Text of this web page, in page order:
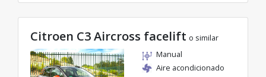
Citroen C3 Aircross facelift o similar
Manual
Aire acondicionado